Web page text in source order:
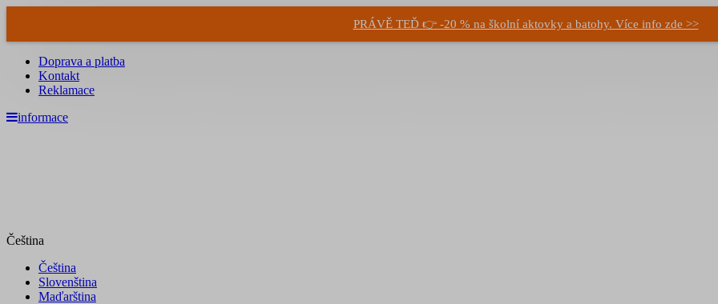
PRÁVĚ TEĎ 👉 -20 % na školní aktovky a batohy. Více info zde >>
Doprava a platba
Kontakt
Reklamace
informace
Čeština
Čeština
Slovenština
Maďarština